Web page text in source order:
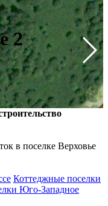
2
в поселке Верховье
Коттеджные поселки
Юго-Западное